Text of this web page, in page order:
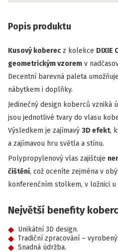
Popis produktu
Kusový koberec z kolekce DIXIE
geometrickým vzorem v
Decentní barevná paleta
nábytkem i doplňky.
Jedinečný design koberců vzniká
jsou jednotlivé tvary do vlasu
Výsledkem je zajímavý 3D efekt,
a zajímavou hru světla a stínu.
Polypropylenový vlas zajišťuje
čištění, což oceníte zejména v
konferenčním stolkem, v ložnici
Největší benefity
Unikátní 3D design.
Tradiční zpracování –
Snadná údržba.